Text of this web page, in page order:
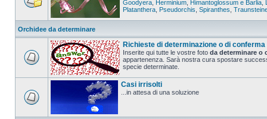
Goodyera Herminium Himantoglossum e Barlia
Platanthera Pseudorchis Spiranthes
Orchidee da determinare
Richieste di determinazione o di conferma
Inserite qui tutte le vostre foto da determinare o
appartenenza. Sarà nostra cura spostare
specie determinate.
Casi irrisolti
...in attesa di una soluzione